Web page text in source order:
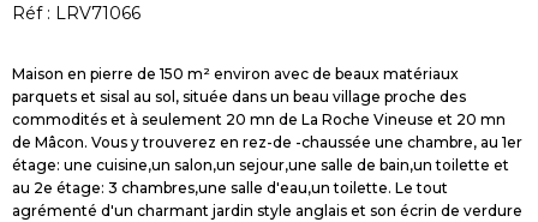
Réf : LRV71066
Maison en pierre de 150 m² environ avec de beaux matériaux
parquets et sisal au sol, située dans un beau village proche des
commodités et à seulement 20 mn de La Roche Vineuse et 20 mn
de Mâcon. Vous y trouverez en rez-de -chaussée une chambre, au 1er
étage: une cuisine,un salon,un sejour,une salle de bain,un toilette et
au 2e étage: 3 chambres,une salle d'eau,un toilette. Le tout
agrémenté d'un charmant jardin style anglais et son écrin de verdure